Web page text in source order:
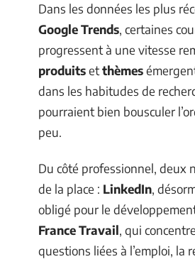
Dans les données les plus
Google Trends, certaines
progressent à une vitesse
produitsetthèmes
dans les habitudes de
pourraient bien bousculer
peu.
Du côté professionnel, deux
de la place : LinkedIn,
obligé pour le
France Travail, qui
questions liées à l’emploi, la